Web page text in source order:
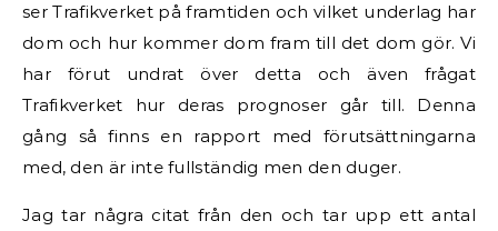
ser Trafikverket på framtiden och vilket underlag har
dom och hur kommer dom fram till det dom gör. Vi
har förut undrat över detta och även frågat
Trafikverket hur deras prognoser går till. Denna
gång så finns en rapport med förutsättningarna
med, den är inte fullständig men den duger.
Jag tar några citat från den och tar upp ett antal